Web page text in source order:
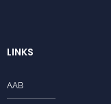
LINKS
AAB